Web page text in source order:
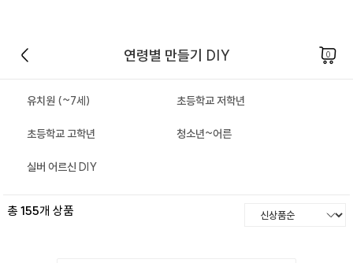
연령별 만들기 DIY 0
유치원 (~7세) 초등학교 저학년
초등학교 고학년 청소년~어른
실버 어르신 DIY
총 155개 상품